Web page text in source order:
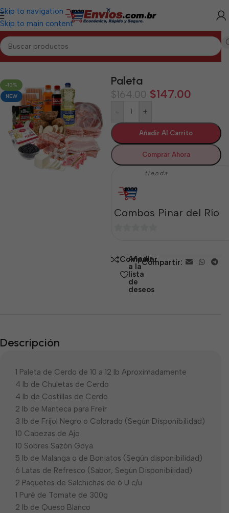
Skip to navigation
Skip to main content
Inicio/PINAR DEL RÍO/Combos Pinar del Río
-10%
NEW
Paleta
$164.00 $147.00
- +
Añadir Al Carrito
Comprar Ahora
tienda
Combos Pinar del Río
5 Comparar
Añadir
a la
lista
de
deseos
Compartir:
Descripción
1 Paleta de Cerdo de 10 a 12 lb Aproximadamente
4 lb de Chuletas de Cerdo
4 lb de Costillas de Cerdo
2 lb de Manteca para Freír
3 lb de Frijol Negro o Colorado (Según Disponibilidad)
10 Cabezas de Ajo
10 Sobres Sazón Goya
5 lb de Malanga o de Boniatos (Según disponibilidad)
6 Latas de Refresco (Sabor, Según Disponibilidad)
2 Paquetes de Salchichas de 6 U c/u
1 Puré de Tomate de 300g
2 lb de Queso Blanco